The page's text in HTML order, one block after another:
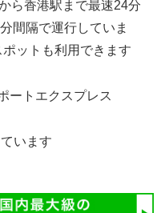
ら香港駅まで最速24分
間隔で運行していま
ットも利用できます
トエクスプレス
います